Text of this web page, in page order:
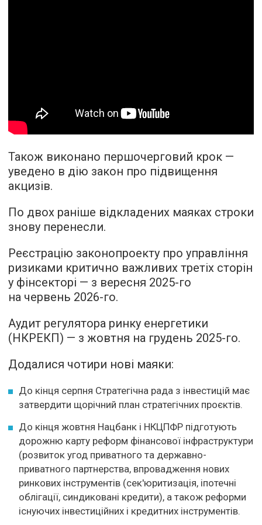
Також виконано першочерговий крок —
уведено в дію закон про підвищення
акцизів.
По двох раніше відкладених маяках строки
знову перенесли.
Реєстрацію законопроекту про управління
ризиками критично важливих третіх сторін
у фінсекторі — з вересня 2025-го
на червень 2026-го.
Аудит регулятора ринку енергетики
(НКРЕКП) — з жовтня на грудень 2025-го.
Додалися чотири нові маяки:
До кінця серпня Стратегічна рада з інвестицій має
затвердити щорічний план стратегічних проєктів.
До кінця жовтня Нацбанк і НКЦПФР підготують
дорожню карту реформ фінансової інфраструктури
(розвиток угод приватного та державно-
приватного партнерства, впровадження нових
ринкових інструментів (сек'юритизація, іпотечні
облігації, синдиковані кредити), а також реформи
існуючих інвестиційних і кредитних інструментів.